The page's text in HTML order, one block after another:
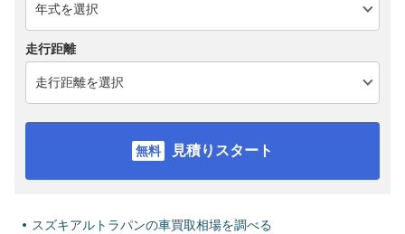
走行距離
見積りスタート
スズキアルトラパンの車買取相場を調べる